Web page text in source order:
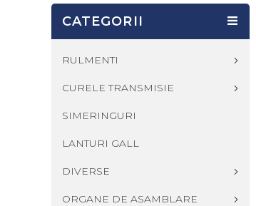
CATEGORII
RULMENTI
CURELE TRANSMISIE
SIMERINGURI
LANTURI GALL
DIVERSE
ORGANE DE ASAMBLARE